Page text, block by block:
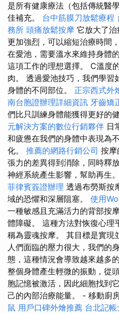
是所有健康療法（包括傳統醫
佳補充。 台中筋膜刀放鬆療程
務所 頭痛放鬆按摩 它放大了
更加強烈，可以縮短治療時間
在愛池，需要溫水來維持身體
這項工作的理想選擇。 C溫度
肉。 透過愛池技巧，我們學習
身體的不同部位。 正宗西式外
南台胞證辦理詳細資訊 牙齒矯
們比只訓練身體能獲得更好的
元解決方案的數位行銷夥伴 日
和疲憊在我們的身體中表現為
化。 推薦的網路行銷公司 按摩
張力的差異得到消除，同時釋
神經系統產生影響，幫助再生。
菲律賓簽證辦理 透過布勞斯按
域的恐懼和深層阻塞。 使用
一種敏感且充滿活力的背部按
體障礙。 這種方法對恢復心理
稱為靈魂按摩。 其目標是實現
人們面臨的壓力很大，我們的
態，這種情況會導致越來越多
整個身體產生輕微的振動，從
胞記憶被激活，因此細胞找到
己的內部治療能量。 - 移動廚
鼠 用戶口碑外燴推薦 台北記